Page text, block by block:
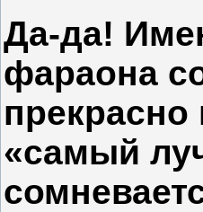
Да-да!
фараона
«самый